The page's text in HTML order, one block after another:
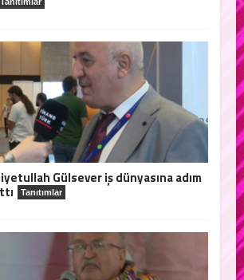
Gülsever iş dünyasına adım
Tanıtımlar